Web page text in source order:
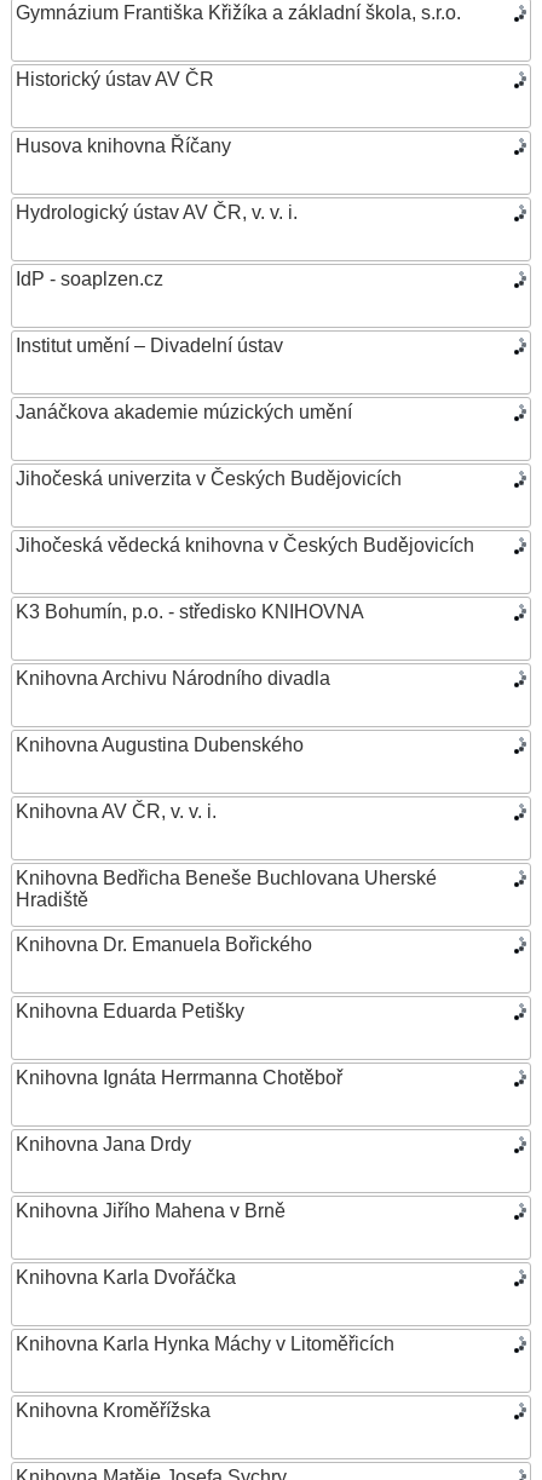
Gymnázium Františka Křižíka a základní škola, s.r.o.
Historický ústav AV ČR
Husova knihovna Říčany
Hydrologický ústav AV ČR, v. v. i.
IdP - soaplzen.cz
Institut umění – Divadelní ústav
Janáčkova akademie múzických umění
Jihočeská univerzita v Českých Budějovicích
Jihočeská vědecká knihovna v Českých Budějovicích
K3 Bohumín, p.o. - středisko KNIHOVNA
Knihovna Archivu Národního divadla
Knihovna Augustina Dubenského
Knihovna AV ČR, v. v. i.
Knihovna Bedřicha Beneše Buchlovana Uherské
Hradiště
Knihovna Dr. Emanuela Bořického
Knihovna Eduarda Petišky
Knihovna Ignáta Herrmanna Chotěboř
Knihovna Jana Drdy
Knihovna Jiřího Mahena v Brně
Knihovna Karla Dvořáčka
Knihovna Karla Hynka Máchy v Litoměřicích
Knihovna Kroměřížska